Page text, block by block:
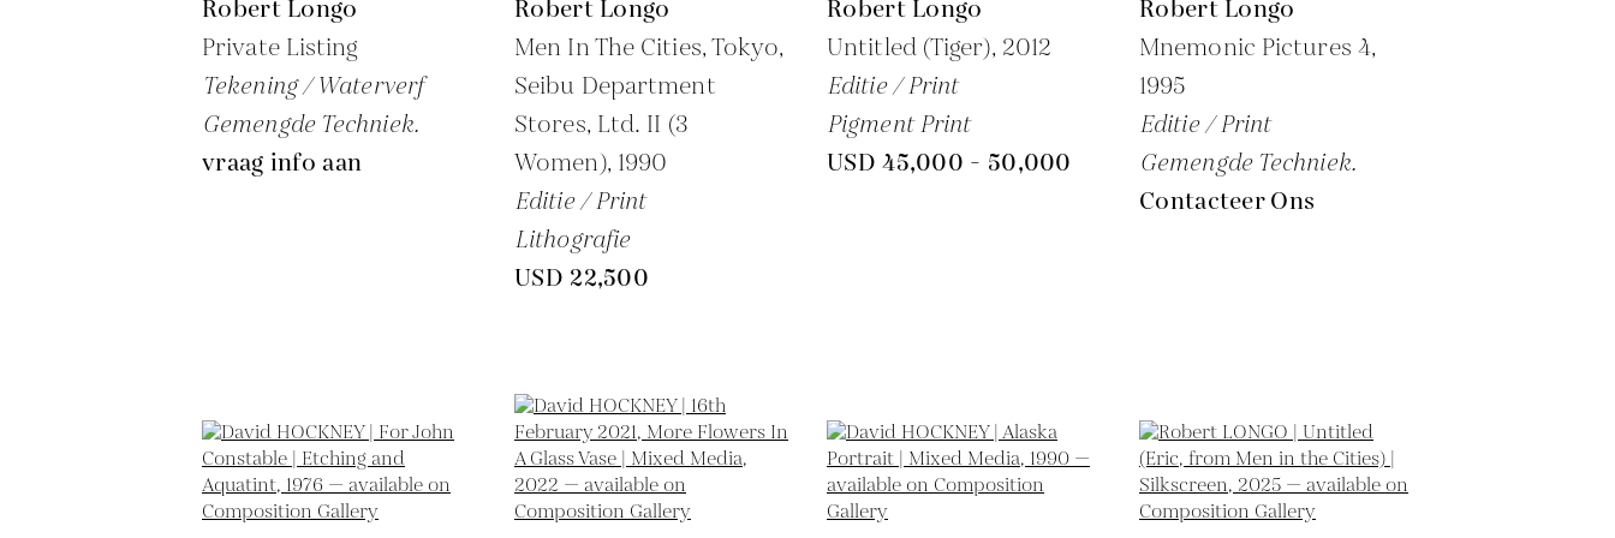
Robert Longo
Private Listing
Tekening / Waterverf
Gemengde Techniek.
vraag info aan
Robert Longo
Men In The Cities, Tokyo,
Seibu Department
Stores, Ltd. II (3
Women), 1990
Editie / Print
Lithografie
USD 22,500
Robert Longo
Untitled (Tiger), 2012
Editie / Print
Pigment Print
USD 45,000 - 50,000
Robert Longo
Mnemonic Pictures 4,
1995
Editie / Print
Gemengde Techniek.
Contacteer Ons